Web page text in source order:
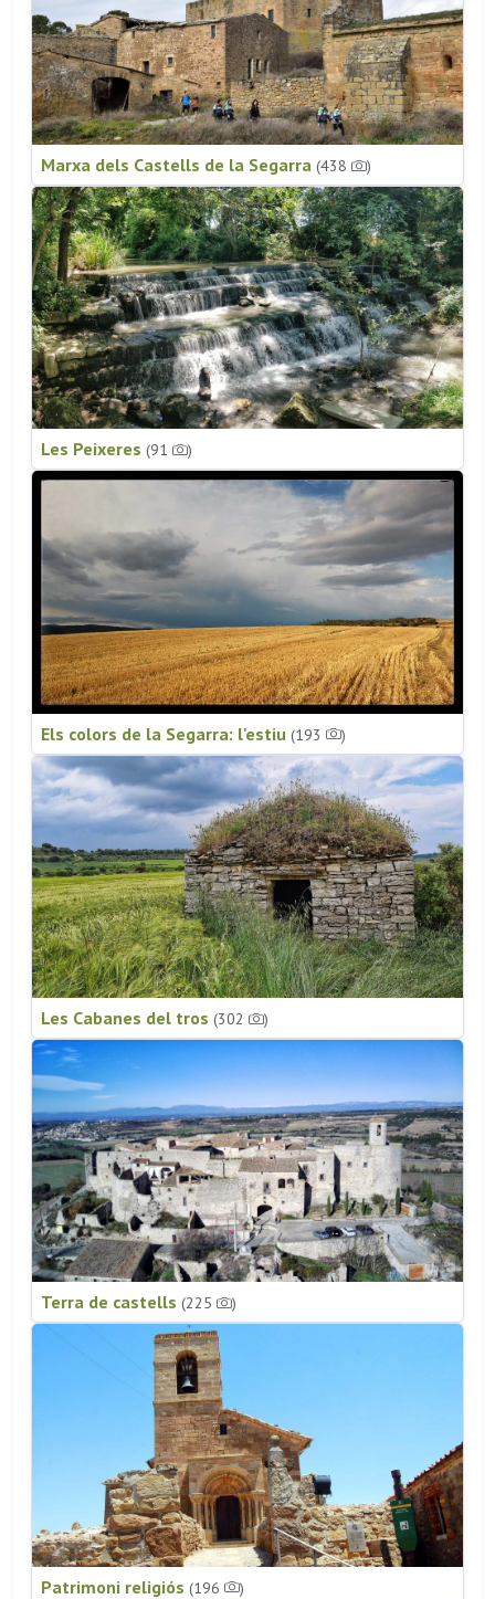
Marxa dels Castells de la Segarra (438 )
Les Peixeres (91 )
Els colors de la Segarra: l'estiu (193 )
Les Cabanes del tros (302 )
Terra de castells (225 )
Patrimoni religiós (196 )